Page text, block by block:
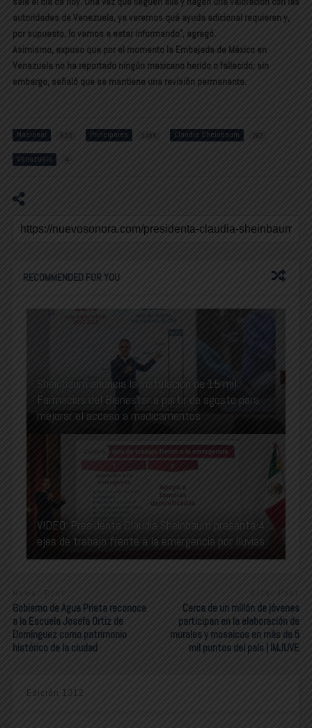
autoridades de Venezuela, ya veremos qué ayuda adicional requieren y,
por supuesto, lo vamos a estar informando”, agregó.
Asimismo, expuso que por el momento la Embajada de México en
Venezuela no ha reportado ningún mexicano herido o fallecido; sin
embargo, señaló que se mantiene una revisión permanente.
Nacional 803 Principales 1485 Claudia Sheinbaum 267
Venezuela 4
RECOMMENDED FOR YOU
Sheinbaum anuncia la instalación de 15 mil
Farmacias del Bienestar a partir de agosto para
mejorar el acceso a medicamentos
VIDEO: Presidenta Claudia Sheinbaum presenta 4
ejes de trabajo frente a la emergencia por lluvias
Newer Post
Gobierno de Agua Prieta reconoce
a la Escuela Josefa Ortiz de
Domínguez como patrimonio
histórico de la ciudad
Older Post
Cerca de un millón de jóvenes
participan en la elaboración de
murales y mosaicos en más de 5
mil puntos del país | IMJUVE
Edición 1312